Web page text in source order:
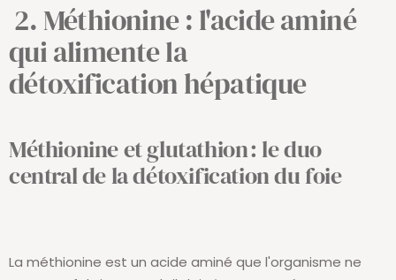
2. Méthionine : l'acide aminé
qui alimente la
détoxificationhépatique
Méthionine et glutathion : le duo
central de la détoxification du foie
La méthionine est un acide aminé que l'organisme ne